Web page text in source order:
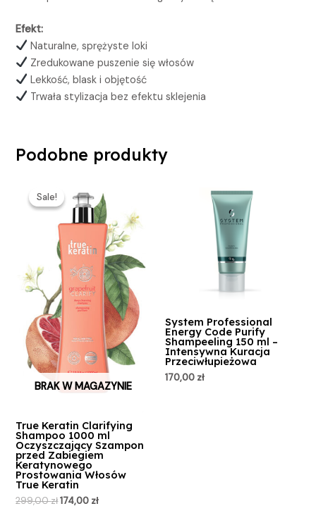
Efekt:
Naturalne, sprężyste loki
Zredukowane puszenie się włosów
Lekkość, blask i objętość
Trwała stylizacja bez efektu sklejenia
Podobne produkty
Sale!
BRAK W MAGAZYNIE
Sale!
True Keratin Clarifying
Shampoo 1000 ml
Oczyszczający Szampon
przed Zabiegiem
Keratynowego
Prostowania Włosów
True Keratin
299,00zł
cena
wynosiła:
299,00 zł.
174,00 zł
cena
wynosi:
174,00 zł.
System Professional
Energy Code Purify
Shampeeling 150 ml –
Intensywna Kuracja
Przeciwłupieżowa
170,00 zł